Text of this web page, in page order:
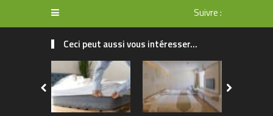
Suivre :
Ceci peut aussi vous intéresser...